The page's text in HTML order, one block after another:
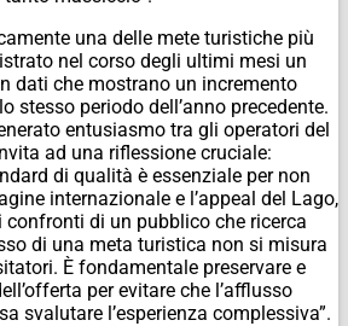
una delle mete turistiche più
nel corso degli ultimi mesi un
dati che mostrano un incremento
stesso periodo dell’anno precedente.
entusiasmo tra gli operatori del
ad una riflessione cruciale:
di qualità è essenziale per non
internazionale e l’appeal del Lago,
di un pubblico che ricerca
di una meta turistica non si misura
È fondamentale preservare e
per evitare che l’afflusso
svalutare l’esperienza complessiva”.